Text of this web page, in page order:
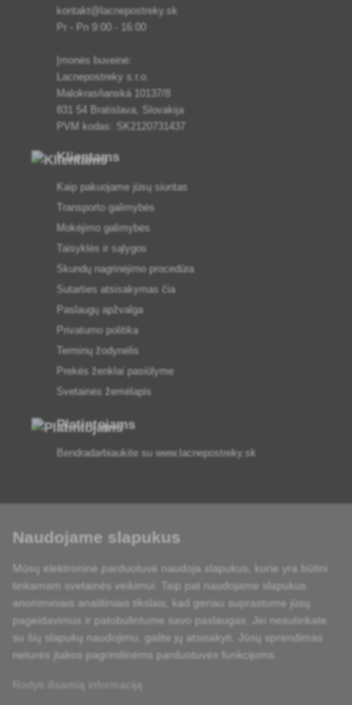
kontakt@lacnepostreky.sk
Pr - Pn 9:00 - 16:00
Įmonės buveinė:
Lacnepostreky s.r.o.
Malokrasňanská 10137/8
831 54 Bratislava, Slovakija
PVM kodas: SK2120731437
Klientams
Kaip pakuojame jūsų siuntas
Transporto galimybės
Mokėjimo galimybės
Taisyklės ir sąlygos
Skundų nagrinėjimo procedūra
Sutarties atsisakymas čia
Paslaugų apžvalga
Privatumo politika
Terminų žodynėlis
Prekės ženklai pasiūlyme
Svetainės žemėlapis
Platintojams
Bendradarbiaukite su www.lacnepostreky.sk
Visada suteiksime jums ekspertų patarimų
Skundai išnagrinėjami per 24 val
Pristatymas per 24 h nuo pirmadienio iki penktadienio
Naudojame slapukus
Mūsų elektroninė parduotuvė naudoja slapukus, kurie yra būtini
tinkamam svetainės veikimui. Taip pat naudojame slapukus
anoniminiais analitiniais tikslais, kad geriau suprastume jūsų
pageidavimus ir patobulintume savo paslaugas. Jei nesutinkate
su šių slapukų naudojimu, galite jų atsisakyti. Jūsų sprendimas
neturės įtakos pagrindinėms parduotuvės funkcijoms.
Rodyti išsamią informaciją